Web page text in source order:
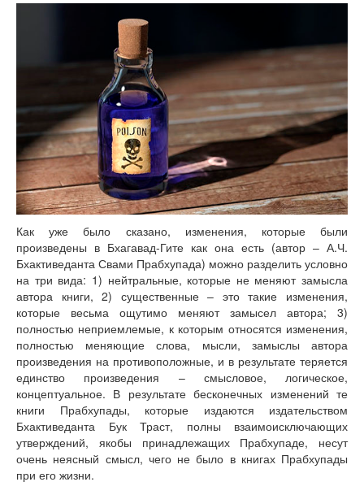
Как уже было сказано, изменения, которые были
произведены в Бхагавад-Гите как она есть (автор – А.Ч.
Бхактиведанта Свами Прабхупада) можно разделить условно
на три вида: 1) нейтральные, которые не меняют замысла
автора книги, 2) существенные – это такие изменения,
которые весьма ощутимо меняют замысел автора; 3)
полностью неприемлемые, к которым относятся изменения,
полностью меняющие слова, мысли, замыслы автора
произведения на противоположные, и в результате теряется
единство произведения – смысловое, логическое,
концептуальное. В результате бесконечных изменений те
книги Прабхупады, которые издаются издательством
Бхактиведанта Бук Траст, полны взаимоисключающих
утверждений, якобы принадлежащих Прабхупаде, несут
очень неясный смысл, чего не было в книгах Прабхупады
при его жизни.